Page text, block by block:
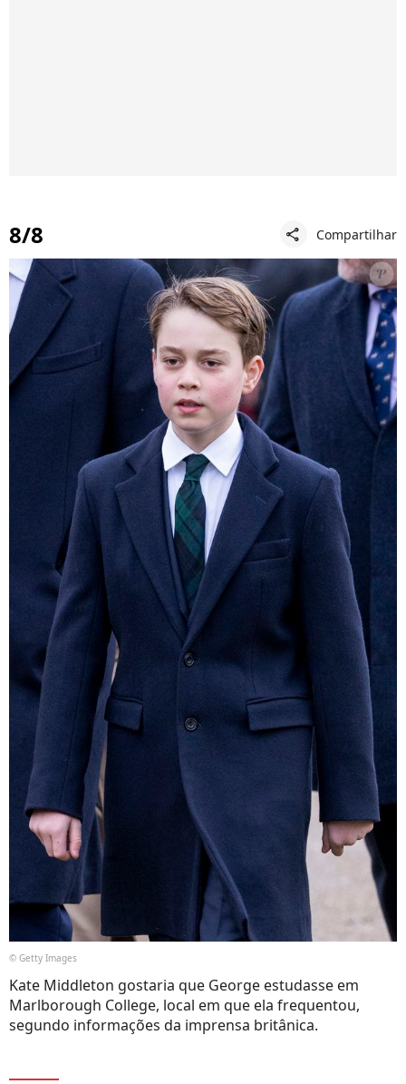
8/8 share Compartilhar
© Getty Images
Kate Middleton gostaria que George estudasse em
Marlborough College, local em que ela frequentou,
segundo informações da imprensa britânica.